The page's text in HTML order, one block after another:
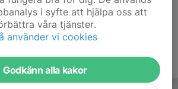
i syfte att hjälpa oss att
våra tjänster.
använder vi cookies
Godkänn alla kakor